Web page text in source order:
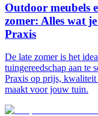
Outdoor meubels
zomer: Alles wat
Praxis
De late zomer is het
tuingereedschap aan te
Praxis op prijs, kwaliteit
maakt voor jouw tuin.